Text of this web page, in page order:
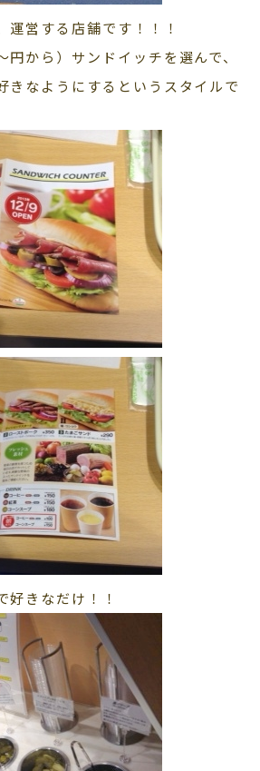
運営する店舗です！！！
円から）サンドイッチを選んで、
きなようにするというスタイルで
好きなだけ！！